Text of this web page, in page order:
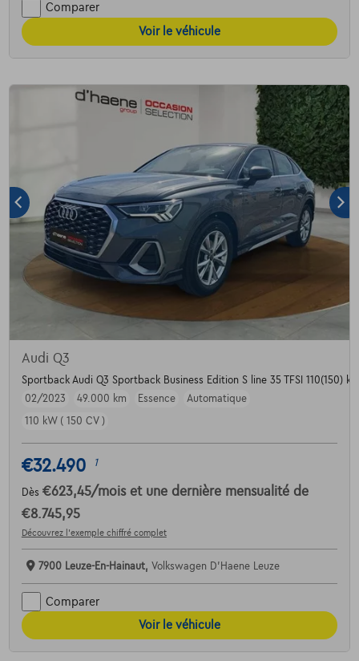
Comparer
Voir le véhicule
Audi Q3
Sportback Audi Q3 Sportback Business Edition S line 35 TFSI 110(150)
02/2023
49.000 km Essence
Automatique
110 kW ( 150 CV )
€32.490 1
Dès €623,45/mois et une dernière mensualité de
€8.745,95
Découvrez l’exemple chiffré complet
7900 Leuze-En-Hainaut, Volkswagen D'Haene Leuze
Comparer
Voir le véhicule